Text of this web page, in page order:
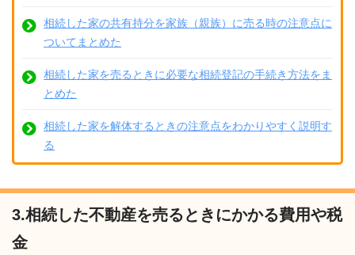
相続した家の共有持分を家族（親族）に売る時の注意点に
ついてまとめた
相続した家を売るときに必要な相続登記の手続き方法をま
とめた
相続した家を解体するときの注意点をわかりやすく説明す
る
3.相続した不動産を売るときにかかる費用や税
金